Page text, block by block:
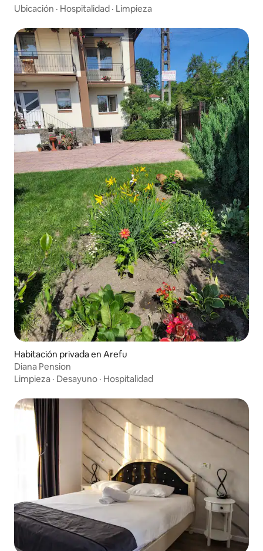
Ubicación · Hospitalidad · Limpieza
Habitación privada en Arefu
Diana Pension
Limpieza · Desayuno · Hospitalidad